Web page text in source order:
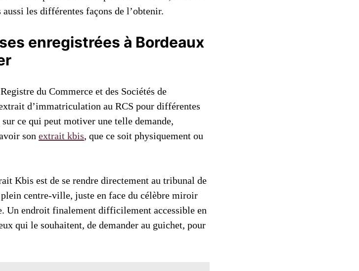
les différentes façons de l’obtenir.
enregistrées à Bordeaux
du Commerce et des Sociétés de
d’immatriculation au RCS pour différentes
ce qui peut motiver une telle demande,
son extrait kbis, que ce soit physiquement ou
Kbis est de se rendre directement au tribunal de
centre-ville, juste en face du célèbre miroir
Un endroit finalement difficilement accessible en
qui le souhaitent, de demander au guichet, pour